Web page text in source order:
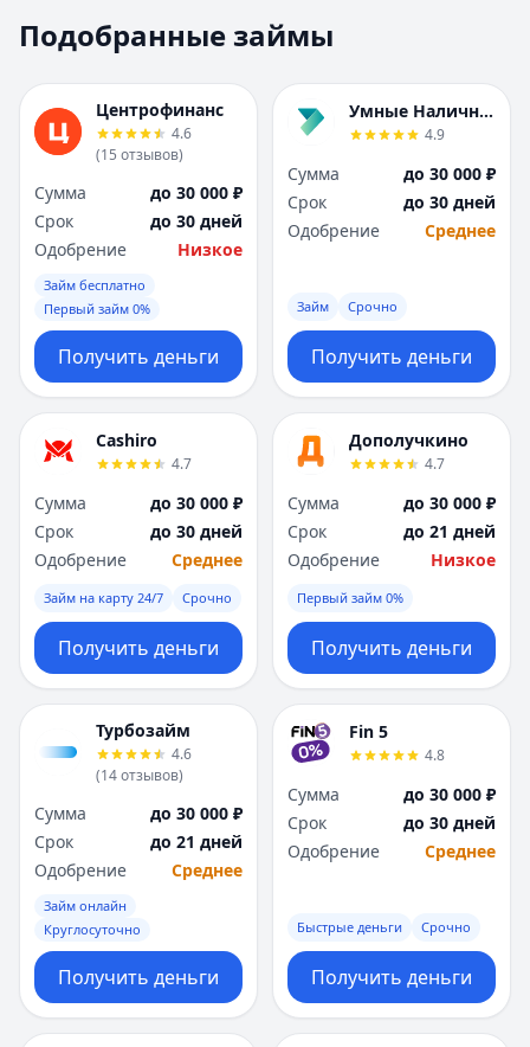
Набережные Челны
Нижний Новгород
Новокузнецк
Новосибирск
Омск
Пенза
Пермь
Р
Ростов-на-Дону
Рязань
С
Самара
Санкт-Петербург
Саратов
Севастополь
Сочи
Сургут
Т
Тверь
Тольятти
Томск
Тула
Тюмень
Ульяновск
Хабаровск
Ч
Чебоксары
Челябинск
Набережные
Нижний Новгород
Новокузнецк
Новосибирск
Омск
Оренбург
Пенза
Пермь
Р
Ростов-на-Дону
Рязань
С
Самара
Санкт-Петербург
Саратов
Севастополь
Сочи
Сургут
Т
Тверь
Тольятти
Томск
Тула
Тюмень
Ульяновск
Хабаровск
Ч
Чебоксары
Челябинск
Подобранные займы
Центрофинанс
4.6
(15 отзывов)
Сумма
до 30 000 ₽
Срок
до 30 дней
Одобрение
Низкое
Займ бесплатно
Первый займ 0%
Получить деньги
Умные Наличные
4.9
Сумма
до 30 000 ₽
Срок
до 30 дней
Одобрение
Среднее
Займ Срочно
Получить деньги
Cashiro
4.7
Сумма
до 30 000 ₽
Срок
до 30 дней
Одобрение
Среднее
Займ на карту 24/7 Срочно
Получить деньги
Дополучкино
4.7
Сумма
до 30 000 ₽
Срок
до 21 дней
Одобрение
Низкое
Первый займ 0%
Получить деньги
Турбозайм
4.6
(14отзывов)
Сумма
до 30 000 ₽
Срок
до 21 дней
Одобрение
Среднее
Займ онлайн
Круглосуточно
Получить деньги
Fin 5
4.8
Сумма
до 30 000 ₽
Срок
до 30 дней
Одобрение
Среднее
Быстрые деньги Срочно
Получить деньги